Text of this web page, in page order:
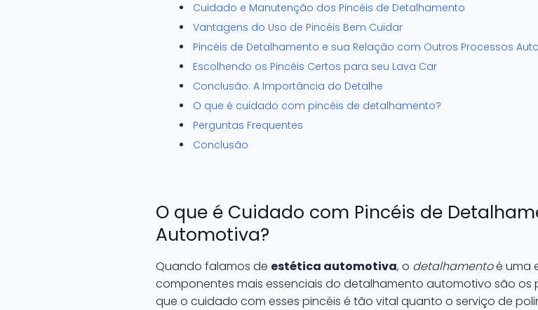
Cuidado e Manutenção dos Pincéis de Detalhamento
Vantagens do Uso de Pincéis Bem Cuidar
Pincéis de Detalhamento e sua Relação com Outros Processos
Escolhendo os Pincéis Certos para seu Lava Car
Conclusão: A Importância do Detalhe
O que é cuidado com pincéis de detalhamento?
Perguntas Frequentes
Conclusão
O que é Cuidado com Pincéis de
Automotiva?
Quando falamos de estética automotiva, o detalhamentoé uma
componentes mais essenciais do detalhamento automotivo são os
que o cuidado com esses pincéis é tão vital quanto o serviço de